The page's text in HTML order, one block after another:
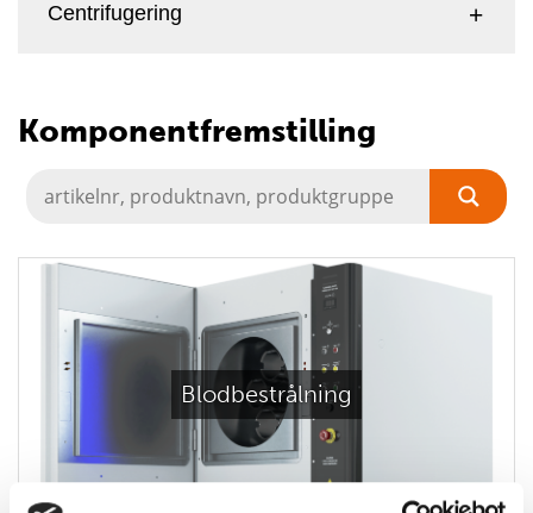
Centrifugering
Komponentfremstilling
Blodbestrålning